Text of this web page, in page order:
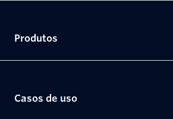
Produtos
Casos de uso